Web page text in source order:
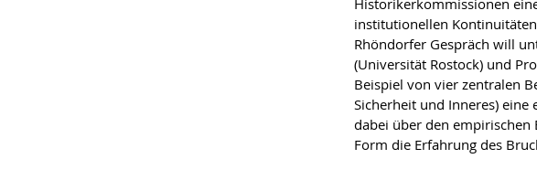
Historikerkommissionen
institutionellen
Rhöndorfer Gespräch will
(Universität Rostock) und
Beispiel von vier zentralen
Sicherheit und Inneres) eine
dabei über den
Form die Erfahrung des